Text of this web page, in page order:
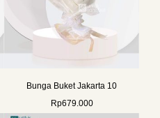
Bunga Buket Jakarta 10
Rp679.000